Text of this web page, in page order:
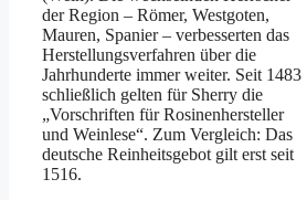
der Region – Römer, Westgoten,
Mauren, Spanier – verbesserten das
Herstellungsverfahren über die
Jahrhunderte immer weiter. Seit 1483
schließlich gelten für Sherry die
„Vorschriften für Rosinenhersteller
und Weinlese“. Zum Vergleich: Das
deutsche Reinheitsgebot gilt erst seit
1516.